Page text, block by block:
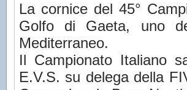
La cornice del 45°
Golfo di Gaeta, uno
Mediterraneo.
Il Campionato Italiano
E.V.S. su delega della